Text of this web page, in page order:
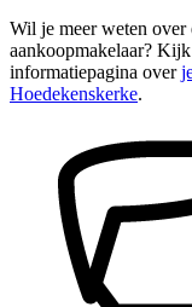
Wil je meer weten over
aankoopmakelaar?
informatiepagina over
Hoedekenskerke.